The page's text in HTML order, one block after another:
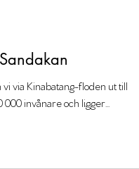
via Kinabatang-floden ut till
invånare och ligger...